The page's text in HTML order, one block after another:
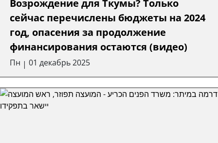
Возрождение для Ткумы? Только
сейчас перечислены бюджеты на 2024
год, опасения за продолжение
финансирования остаются (видео)
Пн | 01 декабрь 2025